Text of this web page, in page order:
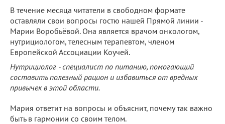
В течение месяца читатели в свободном формате
оставляли свои вопросы гостю нашей Прямой линии -
Марии Воробьёвой. Она является врачом онкологом,
нутрициологом, телесным терапевтом, членом
Европейской Ассоциации Коучей.
Нутрициолог - специалист по питанию, помогающий
составить полезный рацион и избавиться от вредных
привычек в этой области.
Мария ответит на вопросы и объяснит, почему так важно
быть в гармонии со своим телом.